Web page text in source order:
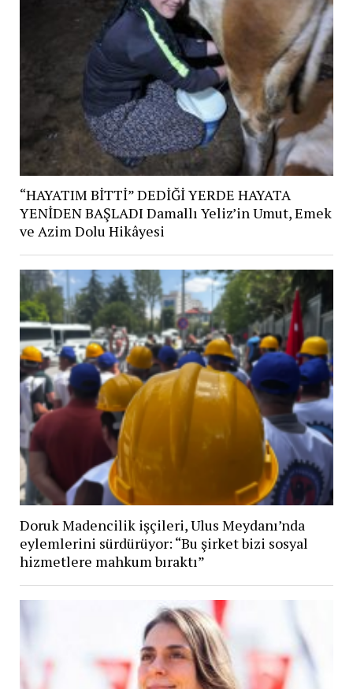
“HAYATIM BİTTİ” DEDİĞİ YERDE HAYATA
YENİDEN BAŞLADI Damallı Yeliz’in Umut, Emek
ve Azim Dolu Hikâyesi
Doruk Madencilik işçileri, Ulus Meydanı’nda
eylemlerini sürdürüyor: “Bu şirket bizi sosyal
hizmetlere mahkum bıraktı”